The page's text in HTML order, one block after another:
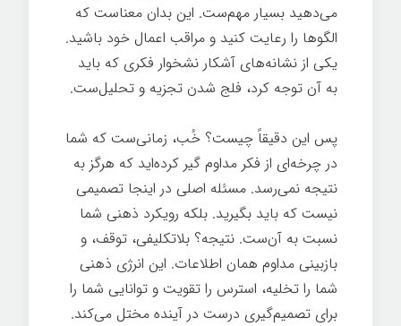
می‌دهید بسیار مهم‌ست. این بدان معناست که
الگوها را رعایت کنید و مراقب اعمال خود باشید.
یکی از نشانه‌های آشکار نشخوار فکری که باید
به آن توجه کرد، فلج شدن تجزیه و تحلیل‌ست.
پس این دقیقاً چیست؟ خُب، زمانی‌ست که شما
در چرخه‌ای از فکر مداوم گیر کرده‌اید که هرگز به
نتیجه نمی‌رسد. مسئله اصلی در اینجا تصمیمی
نیست که باید بگیرید. بلکه رویکرد ذهنی شما
نسبت به آن‌ست. نتیجه؟ بلاتکلیفی، توقف، و
بازبینی مداوم همان اطلاعات. این انرژی ذهنی
شما را تخلیه، استرس را تقویت و توانایی شما را
برای تصمیم‌گیری درست در آینده مختل می‌کند.